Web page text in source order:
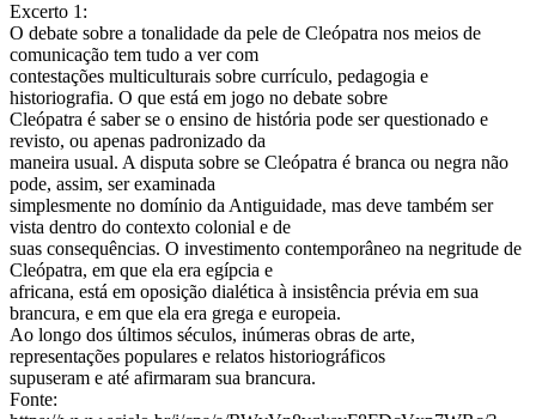
Excerto 1:
O debate sobre a tonalidade da pele de Cleópatra nos meios de
comunicação tem tudo a ver com
contestações multiculturais sobre currículo, pedagogia e
historiografia. O que está em jogo no debate sobre
Cleópatra é saber se o ensino de história pode ser questionado e
revisto, ou apenas padronizado da
maneira usual. A disputa sobre se Cleópatra é branca ou negra não
pode, assim, ser examinada
simplesmente no domínio da Antiguidade, mas deve também ser
vista dentro do contexto colonial e de
suas consequências. O investimento contemporâneo na negritude de
Cleópatra, em que ela era egípcia e
africana, está em oposição dialética à insistência prévia em sua
brancura, e em que ela era grega e europeia.
Ao longo dos últimos séculos, inúmeras obras de arte,
representações populares e relatos historiográficos
supuseram e até afirmaram sua brancura.
Fonte: